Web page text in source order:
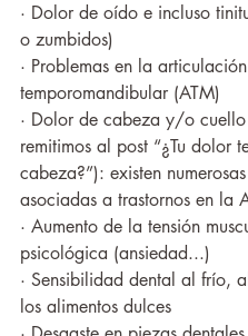
· Dolor de oído e incluso
o zumbidos)
· Problemas en la articulación
temporomandibular (ATM)
· Dolor de cabeza y/o
remitimos al post “¿Tu dolor
cabeza?”): existen
asociadas a trastornos en la
· Aumento de la tensión
psicológica (ansiedad...)
· Sensibilidad dental al frío,
los alimentos dulces